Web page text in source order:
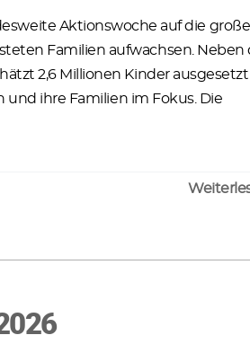
Aktionswoche auf die große
Familien aufwachsen. Neben
2,6 Millionen Kinder ausgesetzt
ihre Familien im Fokus. Die